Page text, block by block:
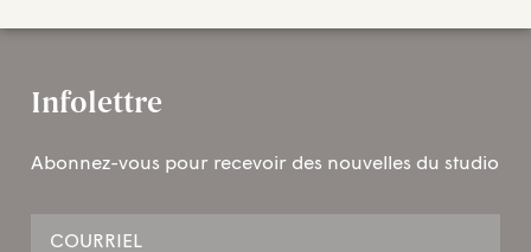
Infolettre
Abonnez-vous pour recevoir des nouvelles du studio